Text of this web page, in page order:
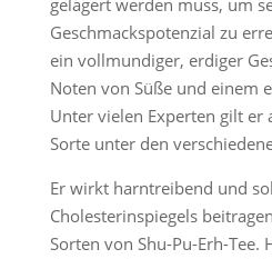
gelagert werden muss, um
Geschmackspotenzial zu
ein vollmundiger, erdiger
Noten von Süße und einem
Unter vielen Experten gilt er
Sorte unter den
Er wirkt harntreibend und
Cholesterinspiegels
Sorten von Shu-Pu-Erh-Tee.